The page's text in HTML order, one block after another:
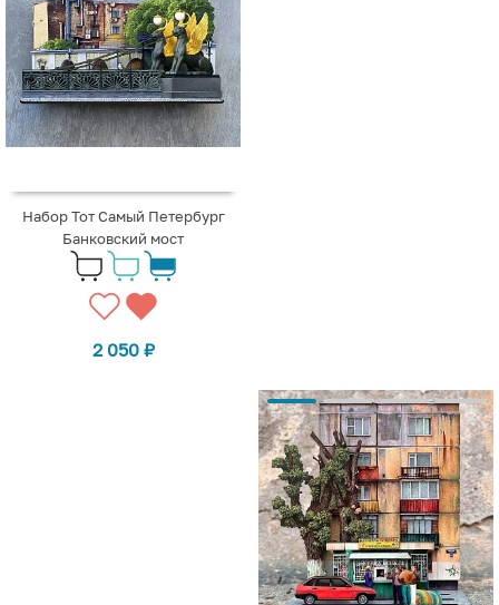
Набор Тот Самый Петербург
Банковский мост
2 050 ₽